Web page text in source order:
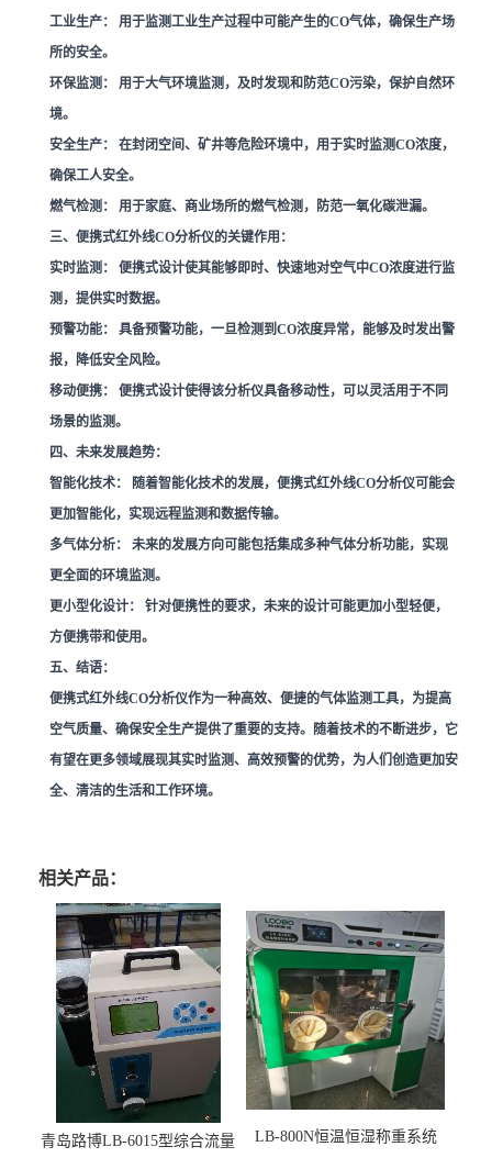
工业生产：
用于监测工业生产过程中可能产生的CO气体，确保生产场
所的安全。
环保监测：
用于大气环境监测，及时发现和防范CO污染，保护自然环
境。
安全生产：
在封闭空间、矿井等危险环境中，用于实时监测CO浓度，
确保工人安全。
燃气检测：
用于家庭、商业场所的燃气检测，防范一氧化碳泄漏。
三、便携式红外线CO分析仪的关键作用：
实时监测：
便携式设计使其能够即时、快速地对空气中CO浓度进行监
测，提供实时数据。
预警功能：
具备预警功能，一旦检测到CO浓度异常，能够及时发出警
报，降低安全风险。
移动便携：
便携式设计使得该分析仪具备移动性，可以灵活用于不同
场景的监测。
四、未来发展趋势：
智能化技术：
随着智能化技术的发展，便携式红外线CO分析仪可能会
更加智能化，实现远程监测和数据传输。
多气体分析：
未来的发展方向可能包括集成多种气体分析功能，实现
更全面的环境监测。
更小型化设计：
针对便携性的要求，未来的设计可能更加小型轻便，
方便携带和使用。
五、结语：
便携式红外线CO分析仪作为一种高效、便捷的气体监测工具，为提高
空气质量、确保安全生产提供了重要的支持。随着技术的不断进步，它
有望在更多领域展现其实时监测、高效预警的优势，为人们创造更加安
全、清洁的生活和工作环境。
相关产品：
青岛路博LB-6015型综合流量
LB-800N恒温恒湿称重系统